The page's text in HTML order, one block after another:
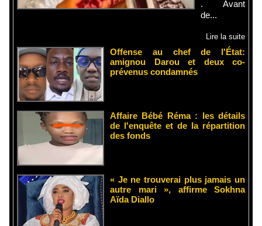
. Avant
de...
Lire la suite
Offense au chef de l'État:
amignou Darou et deux co-
prévenus condamnés
Affaire Bébé Réma : les détails
de l'enquête et de la répartition
des fonds
« Je ne trouverai plus jamais un
autre mari », affirme Sokhna
Aïda Diallo